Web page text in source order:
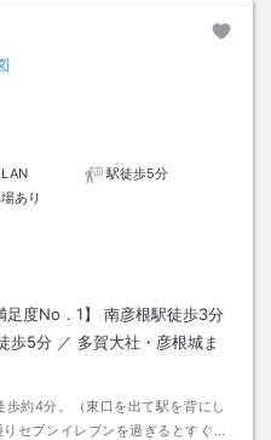
駅徒歩5分
あり
足度No．1】 南彦根駅徒歩3分
歩5分 ／ 多賀大社・彦根城ま
歩約4分。（東口を出て駅を背にし
セブンイレブンを過ぎるとすぐ）